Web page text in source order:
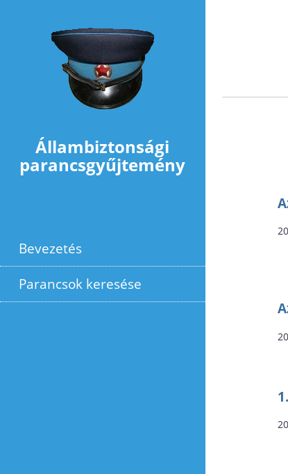
Állambiztonsági
parancsgyűjtemény
Bevezetés
Parancsok keresése